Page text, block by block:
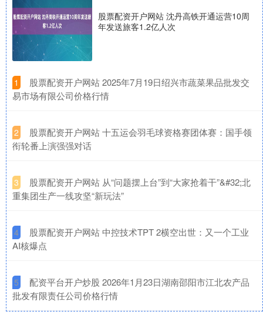
股票配资开户网站 沈丹高铁开通运营10周
年发送旅客1.2亿人次
1
​股票配资开户网站 2025年7月19日绍兴市蔬菜果品批发交
易市场有限公司价格行情
2
​股票配资开户网站 十五运会羽毛球资格赛团体赛：国手领
衔轮番上演强强对话
3
​股票配资开户网站 从“问题摆上台”到“大家抢着干”&#32;北
重集团生产一线攻坚“新玩法”
4
​股票配资开户网站 中控技术TPT 2横空出世：又一个工业
AI核爆点
5
​配资平台开户炒股 2026年1月23日湖南邵阳市江北农产品
批发有限责任公司价格行情